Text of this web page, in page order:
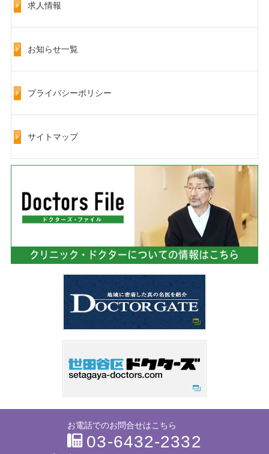
求人情報
お知らせ一覧
プライバシーポリシー
サイトマップ
お電話でのお問合せはこちら
03-6432-2332